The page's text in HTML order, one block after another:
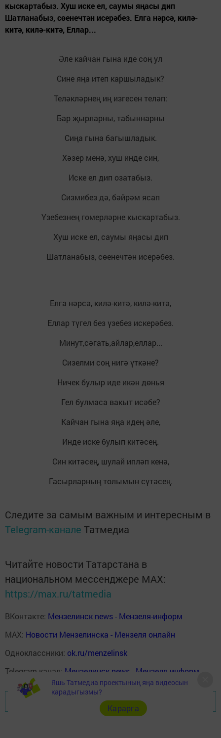
кыскартабыз. Хуш иске ел, саумы яңасы дип
Шатланабыз, сөенечтән исерәбез. Елга нәрсә, килә-
китә, килә-китә, Еллар...
Әле кайчан гына иде соң ул
Сине яңа итеп каршыладык?
Теләкләрнең иң изгесен теләп:
Бар җырларны, табыннарны
Сиңа гына багышладык.
Хәзер менә, хуш инде син,
Иске ел дип озатабыз.
Сизмибез дә, бәйрәм ясап
Үзебезнең гомерләрне кыскартабыз.
Хуш иске ел, саумы яңасы дип
Шатланабыз, сөенечтән исерәбез.
Елга нәрсә, килә-китә, килә-китә,
Еллар түгел без үзебез искерәбез.
Минут,сәгать,айлар,еллар...
Сизелми соң нигә үткәне?
Ничек булыр иде икән дөнья
Гел булмаса вакыт исәбе?
Кайчан гына яңа идең әле,
Инде иске булып китәсең.
Син китәсең, шулай ипләп кенә,
Гасырларның толымын сүтәсең.
Следите за самым важным и интересным в
Telegram-канале Татмедиа
Читайте новости Татарстана в
национальном мессенджере MАХ:
https://max.ru/tatmedia
ВКонтакте: Мензелинск news - Мензеля-информ
MAX: Новости Мензелинска - Мензеля онлайн
Одноклассники: ok.ru/menzelinsk
Telegram-канал: Мензелинск news - Мензеля-информ
Перейти на страницу новости
Яшь Татмедиа проектының яңа видеосын
карадыгызмы?
Карарга